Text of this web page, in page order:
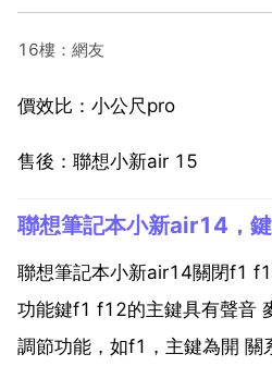
16樓：網友
價效比：小公尺pro
售後：聯想小新air 15
聯想筆記本小新air14關閉f1
功能鍵f1 f12的主鍵具有聲音
調節功能，如f1，主鍵為開 關